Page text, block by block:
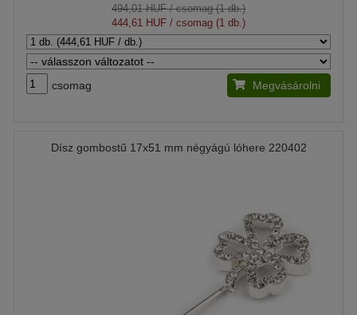
494,01 HUF/ csomag (1 db.)
444,61 HUF / csomag (1 db.)
csomag Megvásárolni
Dísz gombostű 17x51 mm négyágú lóhere 220402